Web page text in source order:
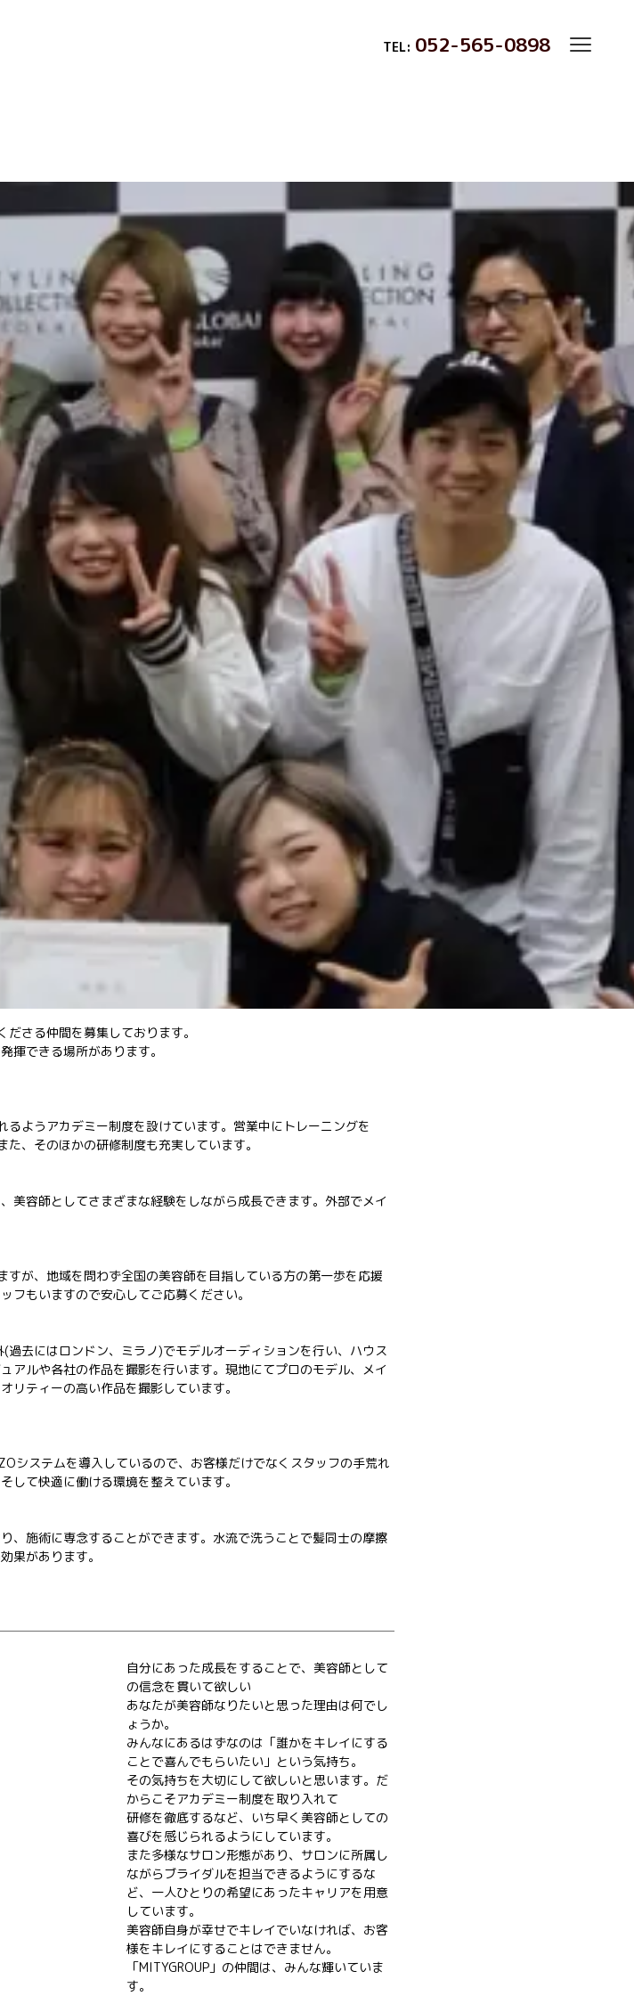
TEL: 052-565-0898
さる仲間を募集しております。
揮できる場所があります。
ようアカデミー制度を設けています。営業中にトレーニングを
、そのほかの研修制度も充実しています。
美容師としてさまざまな経験をしながら成長できます。外部でメイ
すが、地域を問わず全国の美容師を目指している方の第一歩を応援
フもいますので安心してご応募ください。
去にはロンドン、ミラノ)でモデルオーディションを行い、ハウス
アルや各社の作品を撮影を行います。現地にてプロのモデル、メイ
リティーの高い作品を撮影しています。
システムを導入しているので、お客様だけでなくスタッフの手荒れ
して快適に働ける環境を整えています。
、施術に専念することができます。水流で洗うことで髪同士の摩擦
果があります。
自分にあった成長をすることで、美容師として
の信念を貫いて欲しい
あなたが美容師なりたいと思った理由は何でし
ょうか。
みんなにあるはずなのは「誰かをキレイにする
ことで喜んでもらいたい」という気持ち。
その気持ちを大切にして欲しいと思います。だ
からこそアカデミー制度を取り入れて
研修を徹底するなど、いち早く美容師としての
喜びを感じられるようにしています。
また多様なサロン形態があり、サロンに所属し
ながらブライダルを担当できるようにするな
ど、一人ひとりの希望にあったキャリアを用意
しています。
美容師自身が幸せでキレイでいなければ、お客
様をキレイにすることはできません。
「MITYGROUP」の仲間は、みんな輝いていま
す。